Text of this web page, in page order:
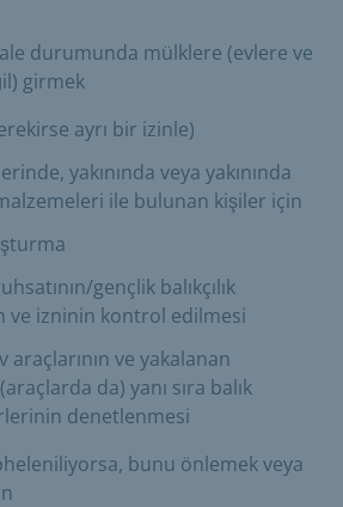
durumunda mülklere (evlere ve
girmek
ayrı bir izinle)
yakınında veya yakınında
malzemeleri ile bulunan kişiler için
gençlik balıkçılık
ve izninin kontrol edilmesi
araçlarının ve yakalanan
da) yanı sıra balık
denetlenmesi
bunu önlemek veya